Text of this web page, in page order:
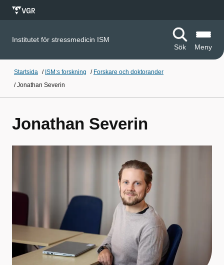
Institutet för stressmedicin ISM
Sök
Meny
Startsida / ISM:s forskning / Forskare och doktorander
/Jonathan Severin
Jonathan Severin